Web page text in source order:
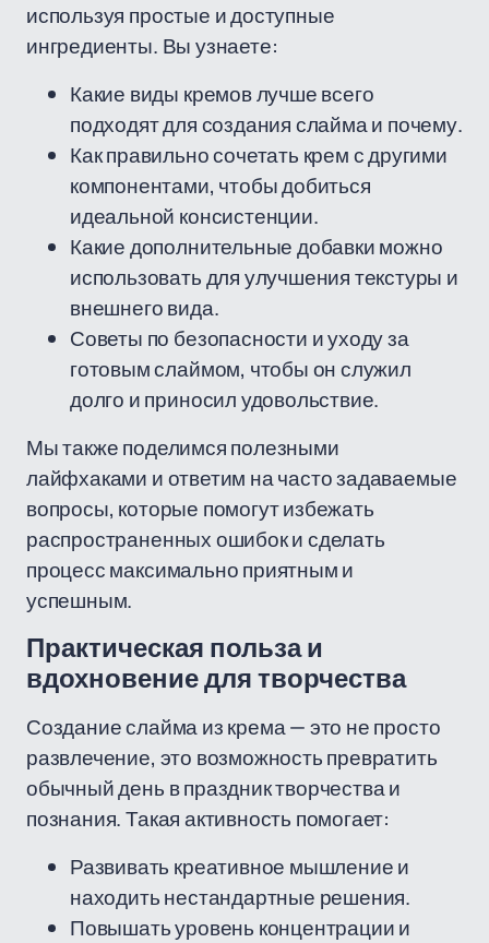
используя простые и доступные
ингредиенты. Вы узнаете:
Какие виды кремов лучше всего
подходят для создания слайма и почему.
Как правильно сочетать крем с другими
компонентами, чтобы добиться
идеальной консистенции.
Какие дополнительные добавки можно
использовать для улучшения текстуры и
внешнего вида.
Советы по безопасности и уходу за
готовым слаймом, чтобы он служил
долго и приносил удовольствие.
Мы также поделимся полезными
лайфхаками и ответим на часто задаваемые
вопросы, которые помогут избежать
распространенных ошибок и сделать
процесс максимально приятным и
успешным.
Практическая польза и
вдохновение для творчества
Создание слайма из крема — это не просто
развлечение, это возможность превратить
обычный день в праздник творчества и
познания. Такая активность помогает:
Развивать креативное мышление и
находить нестандартные решения.
Повышать уровень концентрации и